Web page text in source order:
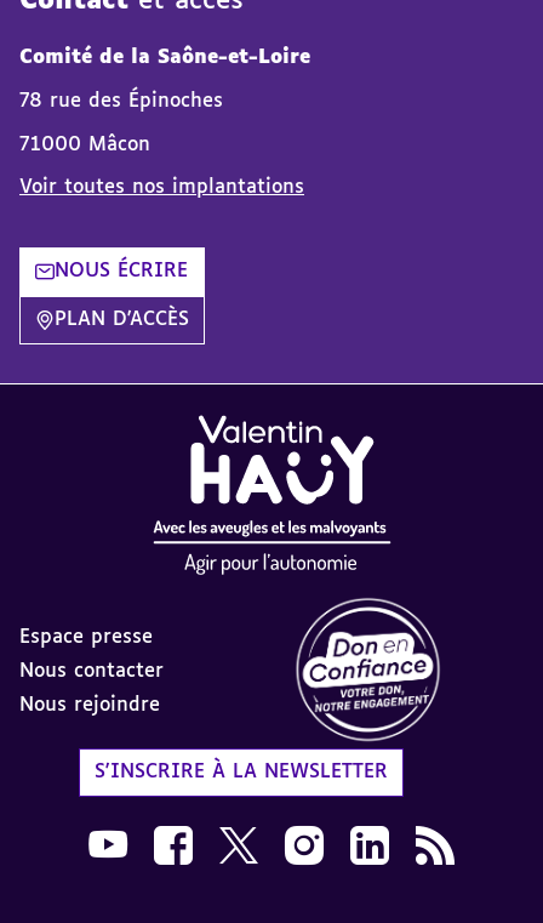
Comité de la Saône-et-Loire
78 rue des Épinoches
71000 Mâcon
Voir toutes nos implantations
NOUS ÉCRIRE
PLAN D'ACCÈS
Espace presse
Nous contacter
Nous rejoindre
Label Don en Confiance
S'INSCRIRE À LA NEWSLETTER
Nous suivre sur Youtube AVH dans une
Nous suivre sur Facebook AVH dans
Nous suivre sur X AVH dans une
Nous suivre sur Instagram
Nous suivre sur
Flux RSS